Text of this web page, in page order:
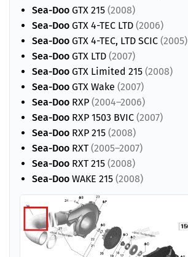
Sea-Doo GTX 215 (2008)
Sea-Doo GTX 4-TEC LTD (2006)
Sea-Doo GTX 4-TEC, LTD SCIC (2005)
Sea-Doo GTX LTD (2007)
Sea-Doo GTX Limited 215 (2008)
Sea-Doo GTX Wake (2007)
Sea-Doo RXP (2004–2006)
Sea-Doo RXP 1503 BVIC (2007)
Sea-Doo RXP 215 (2008)
Sea-Doo RXT (2005–2007)
Sea-Doo RXT 215 (2008)
Sea-Doo WAKE 215 (2008)